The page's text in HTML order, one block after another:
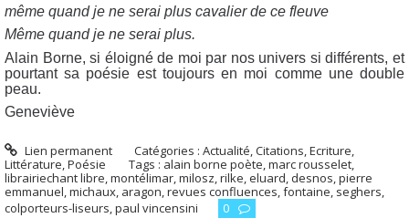
même quand je ne serai plus cavalier de ce fleuve
Même quand je ne serai plus.
Alain Borne, si éloigné de moi par nos univers si différents, et
pourtant sa poésie est toujours en moi comme une double
peau.
Geneviève
Lien permanent Catégories :Actualité,Citations,Ecriture,
Littérature,Poésie Tags : alain borne poète,marc rousselet,
librairiechant libre,montélimar,milosz,rilke,eluard, desnos,pierre
emmanuel,michaux, aragon,revues confluences,fontaine, seghers,
colporteurs-liseurs,paul vincensini 0